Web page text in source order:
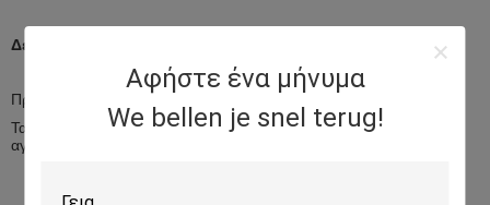
Αφήστε ένα μήνυμα
We bellen je snel terug!
Δείγμα
Προσφέρουμε τα ελεύθερα δείγματα μέσα σε 2 κομμάτια.
Τα δείγματα πρέπει να σταλούν αφότου λαμβάνουμε την αμοιβή
αγγελιαφόρων σας.